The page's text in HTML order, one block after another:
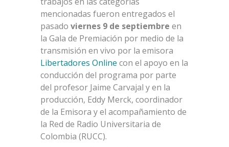
mencionadas fueron entregados el
pasado viernes 9 de septiembre en
la Gala de Premiación por medio de la
transmisión en vivo por la emisora
Libertadores Online con el apoyo en la
conducción del programa por parte
del profesor Jaime Carvajal y en la
producción, Eddy Merck, coordinador
de la Emisora y el acompañamiento de
la Red de Radio Universitaria de
Colombia (RUCC).